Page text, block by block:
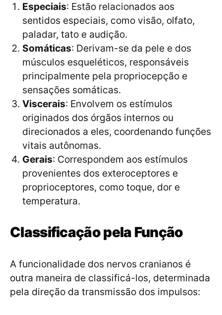
Especiais: Estão relacionados aos
sentidos especiais, como visão, olfato,
paladar, tato e audição.
Somáticas: Derivam-se da pele e dos
músculos esqueléticos, responsáveis
principalmente pela propriocepção e
sensações somáticas.
Viscerais: Envolvem os estímulos
originados dos órgãos internos ou
direcionados a eles, coordenando funções
vitais autônomas.
Gerais: Correspondem aos estímulos
provenientes dos exteroceptores e
proprioceptores, como toque, dor e
temperatura.
Classificação pela Função
A funcionalidade dos nervos cranianos é
outra maneira de classificá-los, determinada
pela direção da transmissão dos impulsos: